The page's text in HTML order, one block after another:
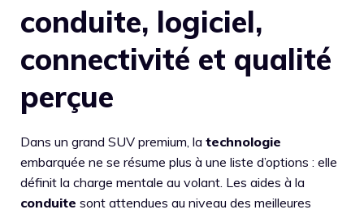
conduite, logiciel,
connectivité et qualité
perçue
Dans un grand SUV premium, la technologie
embarquée ne se résume plus à une liste d’options : elle
définit la charge mentale au volant. Les aides à la
conduite sont attendues au niveau des meilleures